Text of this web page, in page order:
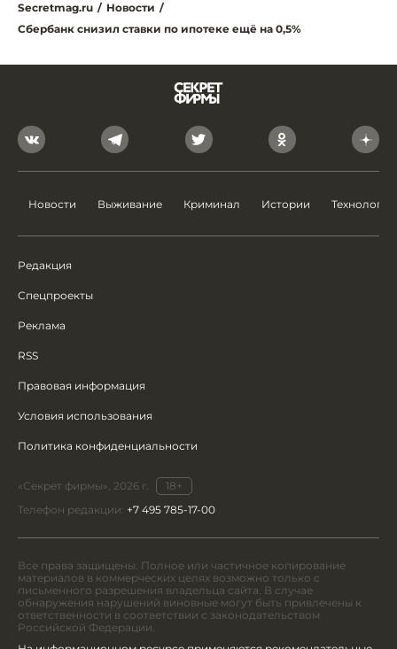
Secretmag.ru / Новости /
Сбербанк снизил ставки по ипотеке ещё на 0,5%
Новости Выживание Криминал Истории Технологии
Редакция
Спецпроекты
Реклама
RSS
Правовая информация
Условия использования
Политика конфиденциальности
«Секрет фирмы», 2026 г.
18+
Телефон редакции: +7 495 785-17-00
Все права защищены. Полное или частичное копирование
материалов в коммерческих целях возможно только с
письменного разрешения владельца сайта. В случае
обнаружения нарушений виновные могут быть привлечены к
ответственности в соответствии с законодательством
Российской Федерации.